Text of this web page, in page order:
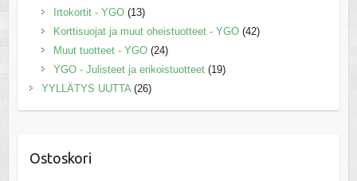
Irtokortit - YGO (13)
Korttisuojat ja muut oheistuotteet - YGO (42)
Muut tuotteet - YGO (24)
YGO - Julisteet ja erikoistuotteet (19)
YYLLÄTYS UUTTA (26)
Ostoskori